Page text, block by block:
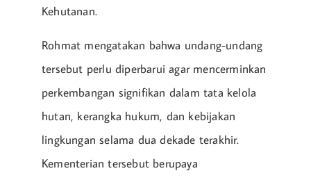
Kehutanan.
Rohmat mengatakan bahwa undang-undang
tersebut perlu diperbarui agar mencerminkan
perkembangan signifikan dalam tata kelola
hutan, kerangka hukum, dan kebijakan
lingkungan selama dua dekade terakhir.
Kementerian tersebut berupaya